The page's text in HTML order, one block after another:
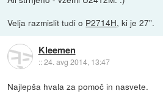
Velja razmislit tudi o P2714H, ki je 27".
Kleemen
::24. avg 2014, 13:47
Najlepša hvala za pomoč in nasvete.